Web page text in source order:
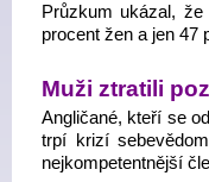
Průzkum ukázal,
procent žen a jen 47
Muži ztratili
Angličané, kteří se
trpí krizí
nejkompetentnější